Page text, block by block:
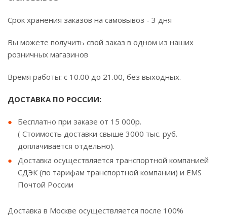
Срок хранения заказов на самовывоз - 3 дня
Вы можете получить свой заказ в одном из наших
розничных магазинов
Время работы: с 10.00 до 21.00, без выходных.
ДОСТАВКА ПО РОССИИ:
Бесплатно при заказе от 15 000р.
( Стоимость доставки свыше 3000 тыс. руб.
доплачивается отдельно).
Доставка осуществляется транспортной компанией
СДЭК (по тарифам транспортной компании) и EMS
Почтой России
Доставка в Москве осуществляется после 100%